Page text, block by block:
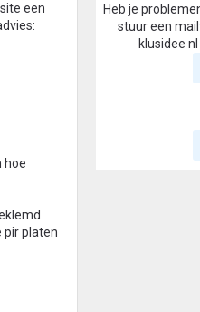
een
hoe
pir platen
Heb je
stuur een
klusidee